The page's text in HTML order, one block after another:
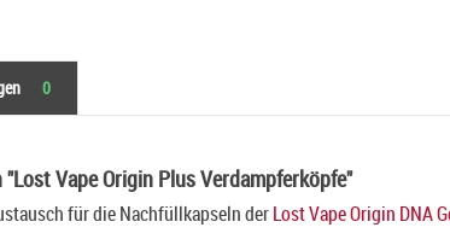
0
Vape Origin Plus Verdampferköpfe"
für die Nachfüllkapseln derLost Vape Origin DNA